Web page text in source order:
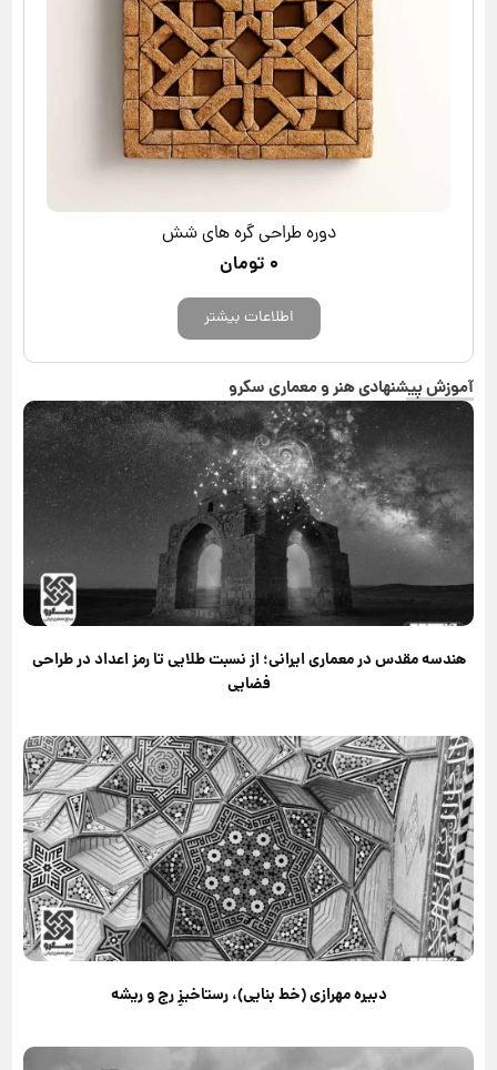
دوره طراحی گره های شش
۰ تومان
اطلاعات بیشتر
آموزش پیشنهادی هنر و معماری سکرو
هندسه مقدس در معماری ایرانی؛ از نسبت طلایی تا رمز اعداد در طراحی
فضایی
دبیره مهرازی (خط بنایی)، رستاخیزِ رج و ریشه